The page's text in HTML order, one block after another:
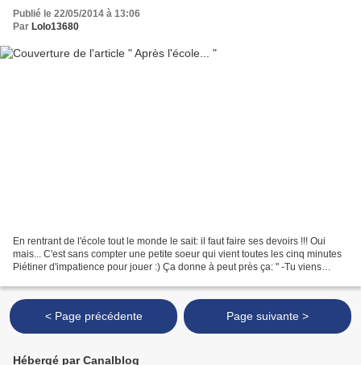
Publié le 22/05/2014 à 13:06
Par Lolo13680
En rentrant de l'école tout le monde le sait: il faut faire ses devoirs !!! Oui
mais... C'est sans compter une petite soeur qui vient toutes les cinq minutes
Piétiner d'impatience pour jouer :) Ça donne à peut près ça: " -Tu viens
< Page précédente Page suivante >
Hébergé par Canalblog